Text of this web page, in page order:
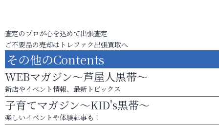
査定のプロが心を込めて出張査定
ご不要品の売却はトレファク出張買取へ
その他のContents
WEBマガジン～芦屋人黒帯～
新店やイベント情報、最新トピックス
子育てマガジン～KID's黒帯～
楽しいイベントや体験記事も！